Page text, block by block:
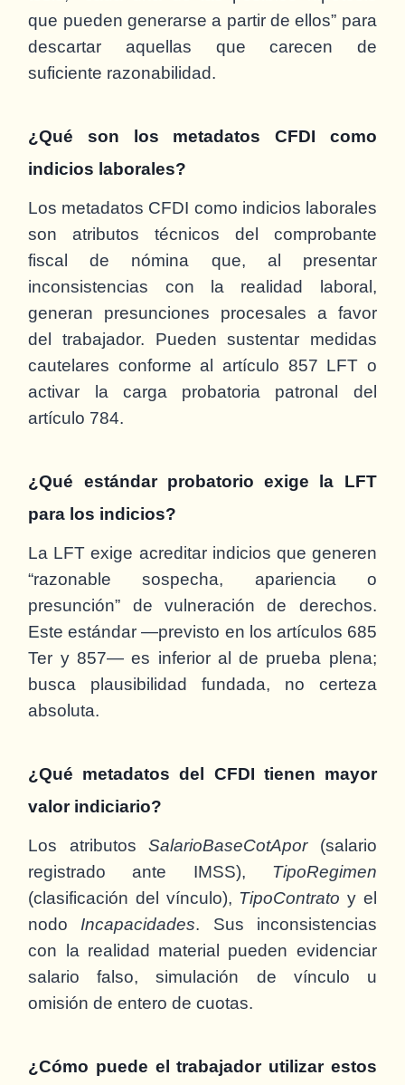
que pueden generarse a partir de ellos” para
descartar aquellas que carecen de
suficiente razonabilidad.
¿Qué son los metadatos CFDI como
indicios laborales?
Los metadatos CFDI como indicios laborales
son atributos técnicos del comprobante
fiscal de nómina que, al presentar
inconsistencias con la realidad laboral,
generan presunciones procesales a favor
del trabajador. Pueden sustentar medidas
cautelares conforme al artículo 857 LFT o
activar la carga probatoria patronal del
artículo 784.
¿Qué estándar probatorio exige la LFT
para los indicios?
La LFT exige acreditar indicios que generen
“razonable sospecha, apariencia o
presunción” de vulneración de derechos.
Este estándar —previsto en los artículos 685
Ter y 857— es inferior al de prueba plena;
busca plausibilidad fundada, no certeza
absoluta.
¿Qué metadatos del CFDI tienen mayor
valor indiciario?
Los atributosSalarioBaseCotApor(salario
registrado ante IMSS), TipoRegimen
(clasificación del vínculo), TipoContrato y el
nodo Incapacidades. Sus inconsistencias
con la realidad material pueden evidenciar
salario falso, simulación de vínculo u
omisión de entero de cuotas.
¿Cómo puede el trabajador utilizar estos